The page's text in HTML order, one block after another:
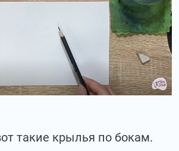
такие крылья по бокам.